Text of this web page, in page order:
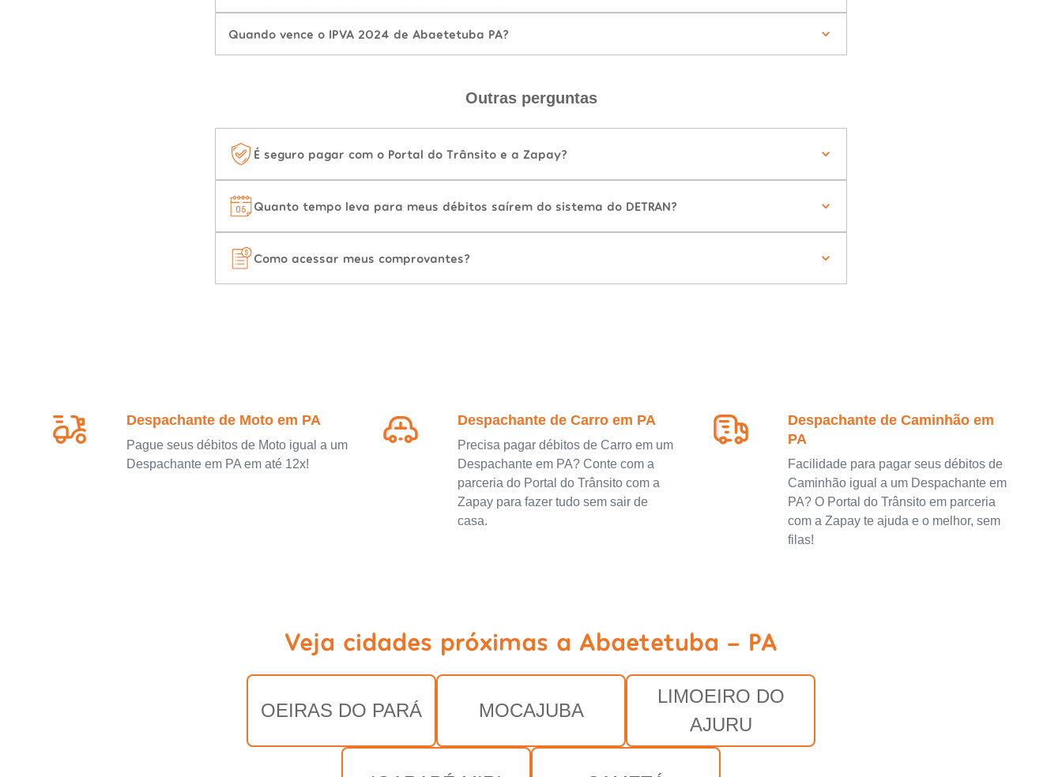
Quando vence o IPVA 2024 de Abaetetuba PA?
Outras perguntas
É seguro pagar com o Portal do Trânsito e a Zapay?
Quanto tempo leva para meus débitos saírem do sistema do DETRAN?
Como acessar meus comprovantes?
Despachante de Moto em PA
Pague seus débitos de Moto igual a um
Despachante em PA em até 12x!
Despachante de Carro em PA
Precisa pagar débitos de Carro em um
Despachante em PA? Conte com a
parceria do Portal do Trânsito com a
Zapay para fazer tudo sem sair de
casa.
Despachante de Caminhão em
PA
Facilidade para pagar seus débitos de
Caminhão igual a um Despachante em
PA? O Portal do Trânsito em parceria
com a Zapay te ajuda e o melhor, sem
filas!
Veja cidades próximas a Abaetetuba - PA
OEIRAS DO PARÁ MOCAJUBA
LIMOEIRO DO
AJURU